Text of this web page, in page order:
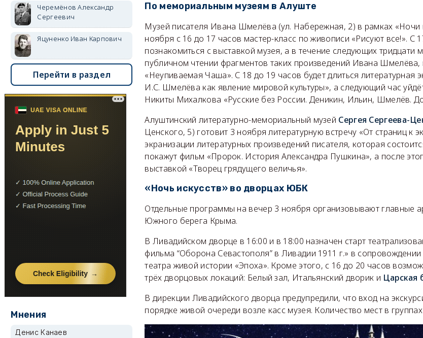
По мемориальным музеям в Алуште
Музей писателя Ивана Шмелёва (ул. Набережная, 2) в рамках «Ночи
ноября с 16 до 17 часов мастер-класс по живописи «Рисуют все!». С
познакомиться с выставкой музея, а в течение следующих тридцати
публичном чтении фрагментов таких произведений Ивана Шмелёва,
«Неупиваемая Чаша». С 18 до 19 часов будет длиться литературная
И.С. Шмелёва как явление мировой культуры», а следующий час
Никиты Михалкова «Русские без России. Деникин, Ильин, Шмелёв.
Алуштинский литературно-мемориальный музей Сергея Сергеева-
Ценского, 5) готовит 3 ноября литературную встречу «От страниц к
экранизации литературных произведений писателя, которая
покажут фильм «Пророк. История Александра Пушкина», а после
выставкой «Творец грядущего величья».
«Ночь искусств» во дворцах ЮБК
Отдельные программы на вечер 3 ноября организовывают главные
Южного берега Крыма.
В Ливадийском дворце в 16:00 и в 18:00 назначен старт
фильма “Оборона Севастополя” в Ливадии 1911 г.» в
театра живой истории «Эпоха». Кроме этого, с 16 до 20 часов
трёх дворцовых локаций: Белый зал, Итальянский дворик и Царская
В дирекции Ливадийского дворца предупредили, что вход на
порядке живой очереди возле касс музея. Количество мест в
Черемёнов Александр
Сергеевич
Яцуненко Иван Карпович
Перейти в раздел
Мнения
Денис Канаев